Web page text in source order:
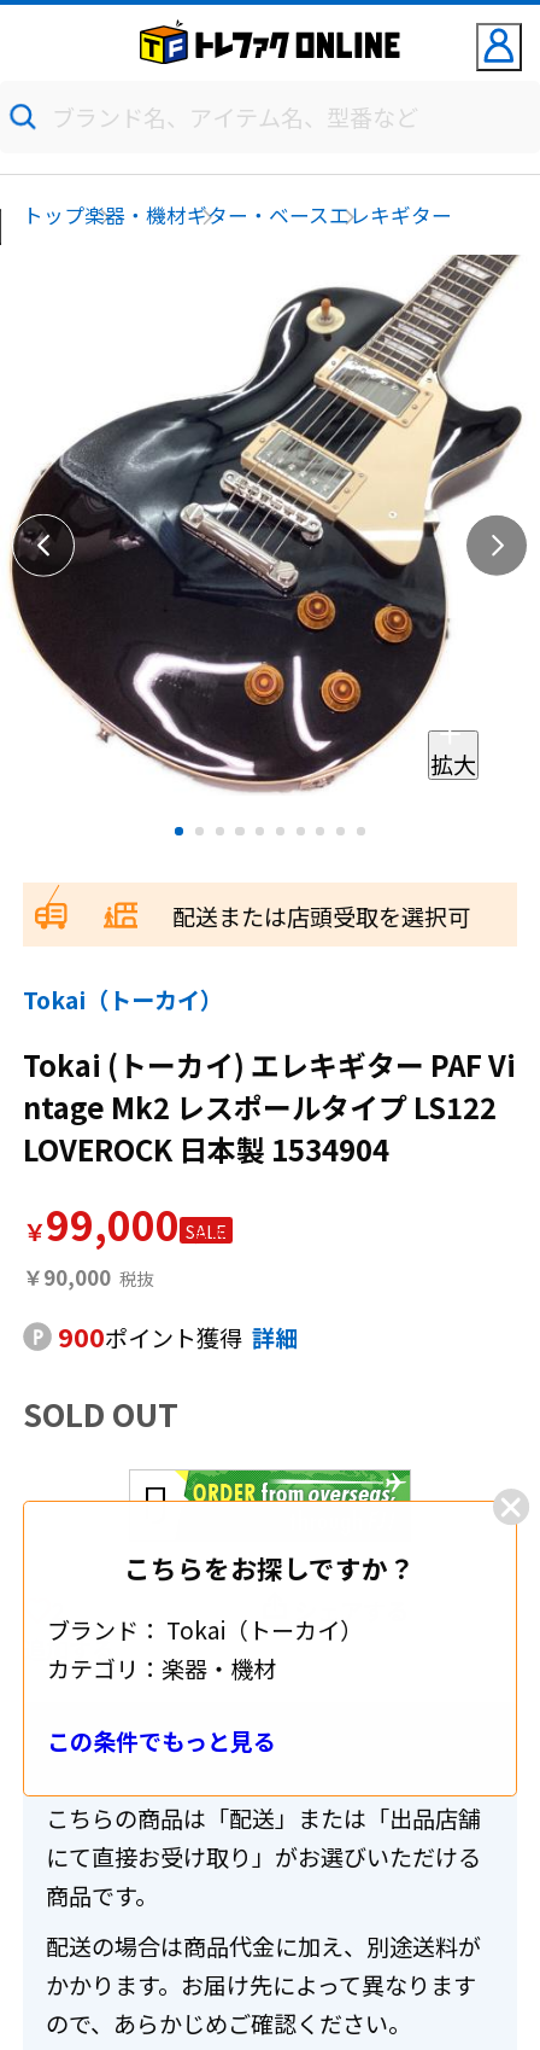
トップ楽器・機材ギター・ベースエレキギター
拡大
配送または店頭受取を選択可
Tokai（トーカイ）
Tokai (トーカイ) エレキギター PAF Vi
ntage Mk2 レスポールタイプ LS122
LOVEROCK 日本製 1534904
￥99,000 SALE
￥90,000
900ポイント獲得 詳細
SOLD OUT
こちらをお探しですか？
ブランド： Tokai（トーカイ）
カテゴリ：楽器・機材
この条件でもっと見る
追加する
送料・配送について
こちらの商品は「配送」または「出品店舗
にて直接お受け取り」がお選びいただける
商品です。
配送の場合は商品代金に加え、別途送料が
かかります。お届け先によって異なります
ので、あらかじめご確認ください。